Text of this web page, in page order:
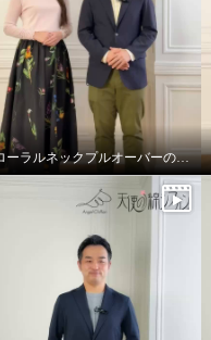
フローラルネックプルオーバーのご紹介